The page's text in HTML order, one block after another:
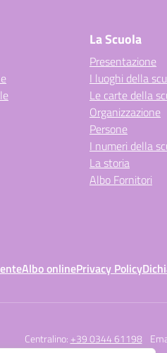
La Scuola
Presentazione
I luoghi della
Le carte della
Organizzazione
Persone
I numeri della
La storia
Albo Fornitori
Albo onlinePrivacy Policy
Centralino: +39 0344 61198